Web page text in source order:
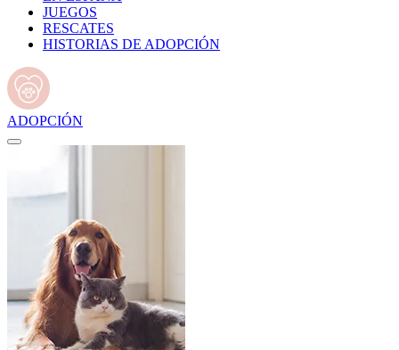
JUEGOS
RESCATES
HISTORIAS DE ADOPCIÓN
ADOPCIÓN